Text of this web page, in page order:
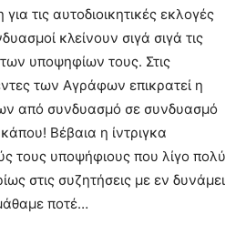
τις αυτοδιοικητικές εκλογές
κλείνουν σιγά σιγά τις
υποψηφίων τους. Στις
των Αγράφων επικρατεί η
από συνδυασμό σε συνδυασμό
Βέβαια η ίντριγκα
τους υποψήφιους που λίγο πολύ
στις συζητήσεις με εν δυνάμει
ποτέ…